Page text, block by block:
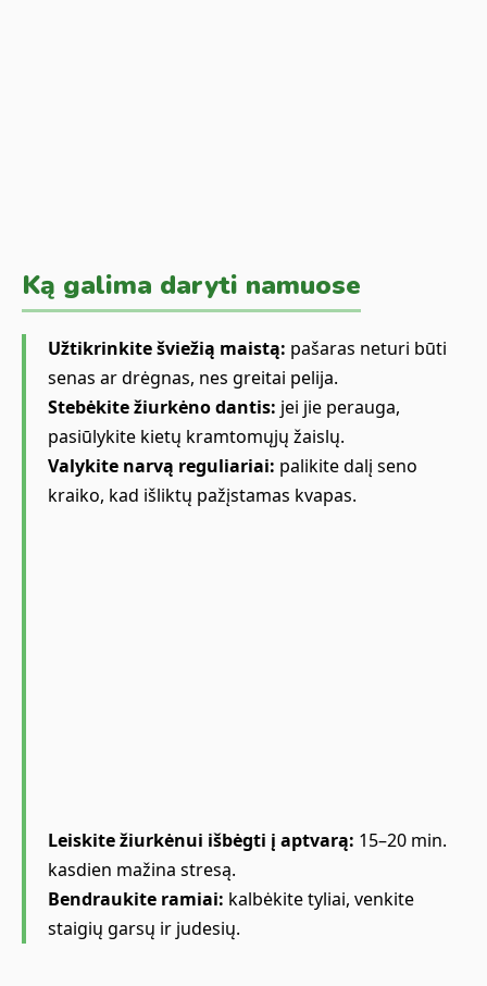
Ką galima daryti namuose
Užtikrinkite šviežią maistą: pašaras neturi būti
senas ar drėgnas, nes greitai pelija.
Stebėkite žiurkėno dantis: jei jie perauga,
pasiūlykite kietų kramtomųjų žaislų.
Valykite narvą reguliariai: palikite dalį seno
kraiko, kad išliktų pažįstamas kvapas.
Leiskite žiurkėnui išbėgti į aptvarą: 15–20 min.
kasdien mažina stresą.
Bendraukite ramiai: kalbėkite tyliai, venkite
staigių garsų ir judesių.